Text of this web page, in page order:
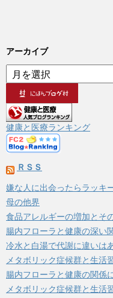
アーカイブ
ア
ー
イ
ブ
健康と医療ランキング
ＲＳＳ
嫌な人に出会ったらラッキ
母の他界
食品アレルギーの増加とそ
腸内フローラと健康の深い
冷水と白湯で代謝に違いは
メタボリック症候群と生活
腸内フローラと健康の関係
メタボリック症候群と生活